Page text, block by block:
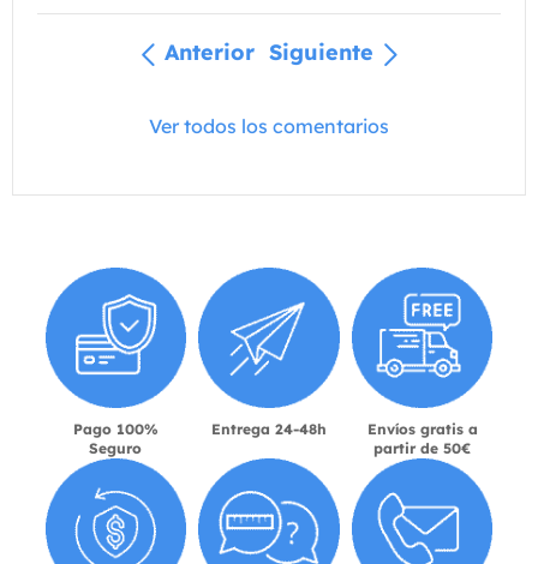
Anterior Siguiente
Ver todos los comentarios
Pago 100%
Seguro
Entrega 24-48h
Envíos gratis a
partir de 50€